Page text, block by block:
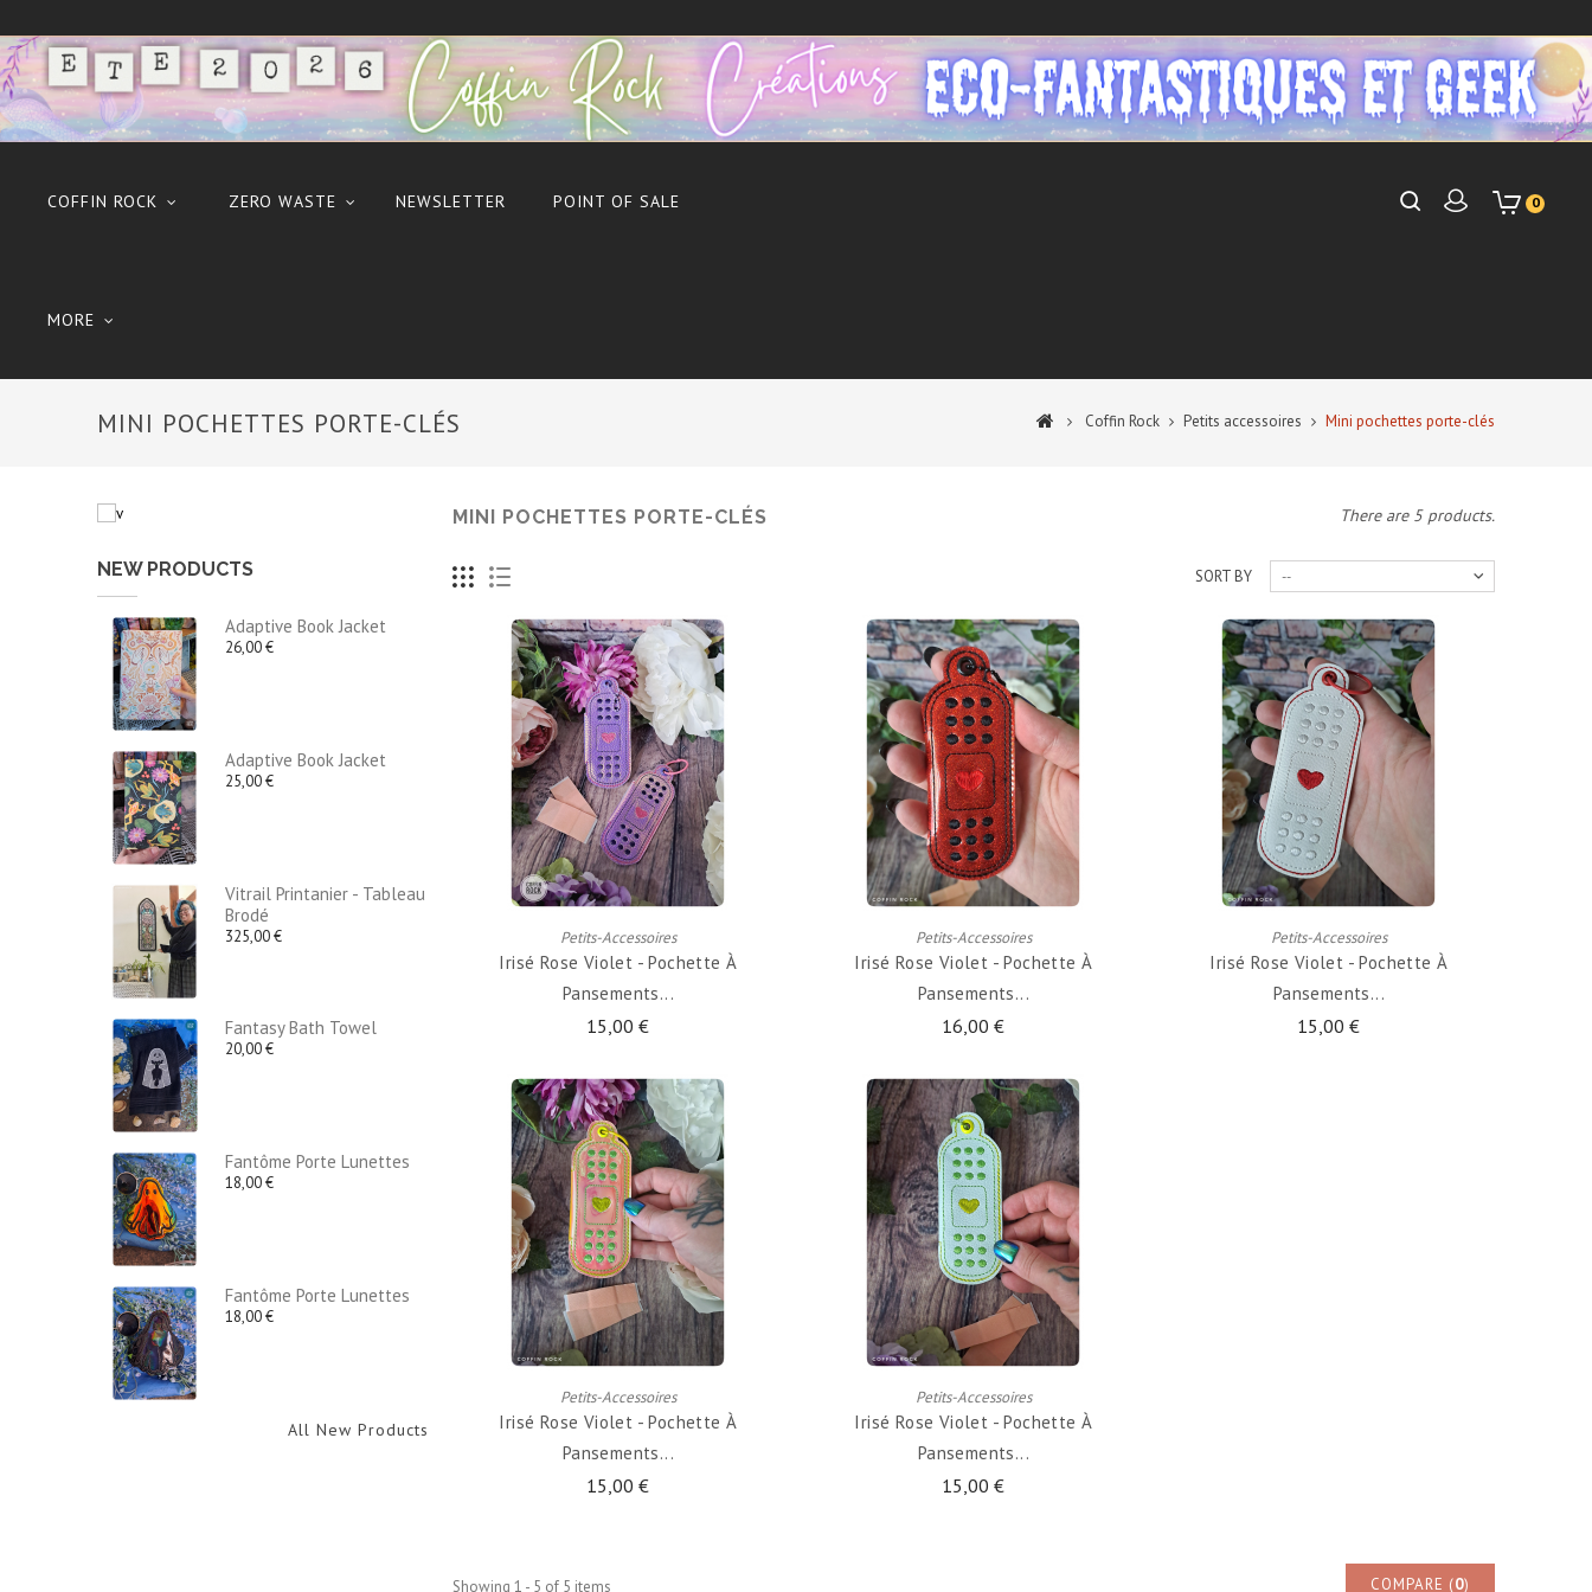
0
COFFIN ROCK ZERO WASTE NEWSLETTER POINT OF SALE
MORE
MINI POCHETTES PORTE-CLÉS Coffin Rock Petits accessoires Mini pochettes porte-clés
NEW PRODUCTS
Adaptive Book Jacket
26,00 €
Adaptive Book Jacket
25,00 €
Vitrail Printanier - Tableau
Brodé
325,00 €
Fantasy Bath Towel
20,00 €
Fantôme Porte Lunettes
18,00 €
Fantôme Porte Lunettes
18,00 €
All New Products
MINI POCHETTES PORTE-CLÉS There are 5 products.
SORT BY --
Petits-Accessoires
Irisé Rose Violet - Pochette À
Pansements...
15,00 €
ADD TO CART
Petits-Accessoires
Irisé Rose Violet - Pochette À
Pansements...
16,00 €
ADD TO CART
Petits-Accessoires
Irisé Rose Violet - Pochette À
Pansements...
15,00 €
ADD TO CART
Petits-Accessoires
Irisé Rose Violet - Pochette À
Pansements...
15,00 €
ADD TO CART
Petits-Accessoires
Irisé Rose Violet - Pochette À
Pansements...
15,00 €
ADD TO CART
COMPARE (0)
Showing 1 - 5 of 5 items